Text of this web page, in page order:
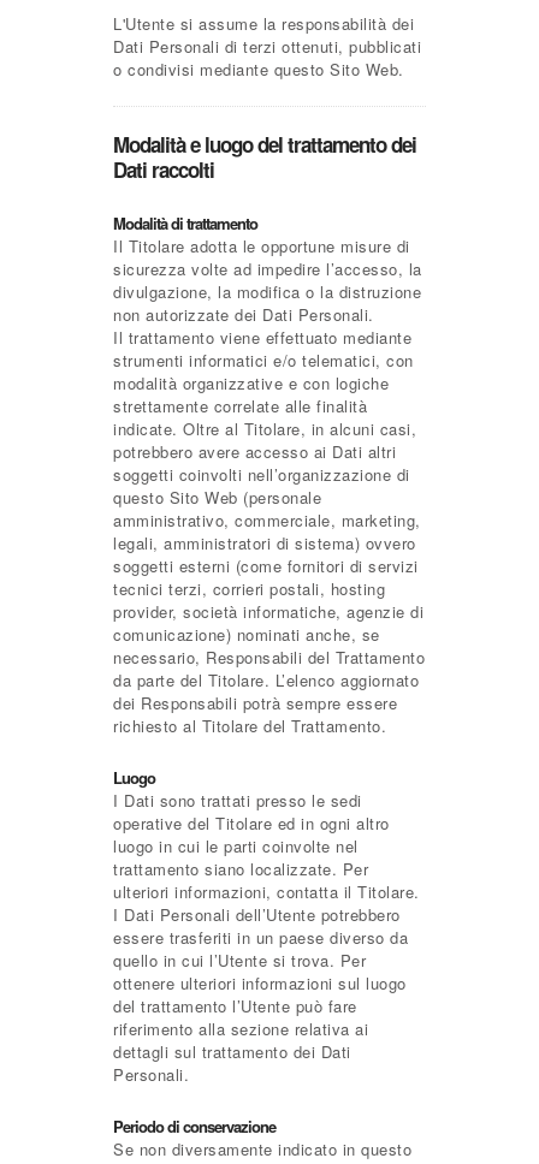
L'Utente si assume la responsabilità dei
Dati Personali di terzi ottenuti, pubblicati
o condivisi mediante questo Sito Web.
Modalità e luogo del trattamento dei
Dati raccolti
Modalità di trattamento
Il Titolare adotta le opportune misure di
sicurezza volte ad impedire l’accesso, la
divulgazione, la modifica o la distruzione
non autorizzate dei Dati Personali.
Il trattamento viene effettuato mediante
strumenti informatici e/o telematici, con
modalità organizzative e con logiche
strettamente correlate alle finalità
indicate. Oltre al Titolare, in alcuni casi,
potrebbero avere accesso ai Dati altri
soggetti coinvolti nell’organizzazione di
questo Sito Web (personale
amministrativo, commerciale, marketing,
legali, amministratori di sistema) ovvero
soggetti esterni (come fornitori di servizi
tecnici terzi, corrieri postali, hosting
provider, società informatiche, agenzie di
comunicazione) nominati anche, se
necessario, Responsabili del Trattamento
da parte del Titolare. L’elenco aggiornato
dei Responsabili potrà sempre essere
richiesto al Titolare del Trattamento.
Luogo
I Dati sono trattati presso le sedi
operative del Titolare ed in ogni altro
luogo in cui le parti coinvolte nel
trattamento siano localizzate. Per
ulteriori informazioni, contatta il Titolare.
I Dati Personali dell’Utente potrebbero
essere trasferiti in un paese diverso da
quello in cui l’Utente si trova. Per
ottenere ulteriori informazioni sul luogo
del trattamento l’Utente può fare
riferimento alla sezione relativa ai
dettagli sul trattamento dei Dati
Personali.
Periodo di conservazione
Se non diversamente indicato in questo